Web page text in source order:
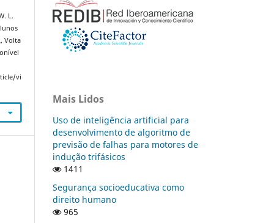
L.
, Volta
vi
Mais Lidos
Uso de inteligência artificial para
desenvolvimento de algoritmo de
previsão de falhas para motores de
indução trifásicos
1411
Segurança socioeducativa como
direito humano
965